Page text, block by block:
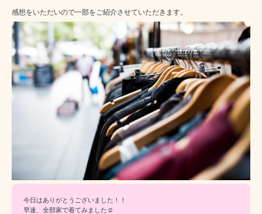
感想をいただいので一部をご紹介させていただきます。
今日はありがとうございました！！
早速、全部家で着てみました☺️